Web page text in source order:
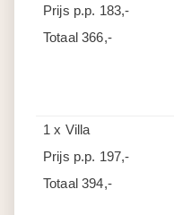
Prijs p.p. 183,-
Totaal366,-
1 x Villa
Prijs p.p. 197,-
Totaal394,-